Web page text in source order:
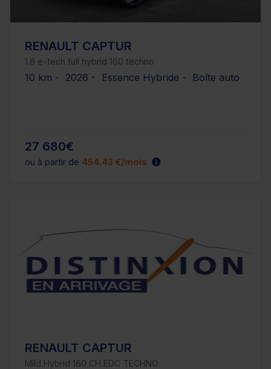
RENAULT CAPTUR
1.8 e-tech full hybrid 160 techno
10 km - 2026 - Essence Hybride - Boîte auto
27 680€
ou à partir de 454.43 €/mois
RENAULT CAPTUR
Mild Hybrid 160 CH EDC TECHNO